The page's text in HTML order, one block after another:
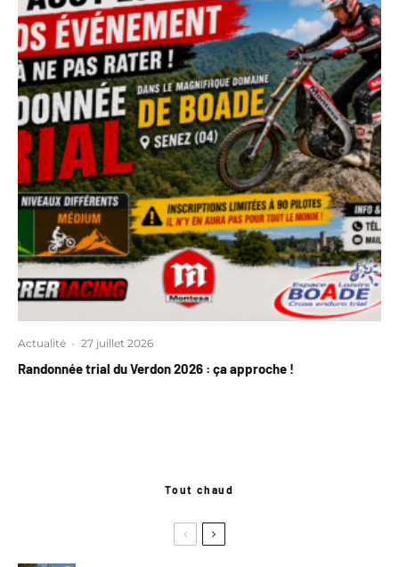
Actualité · 27 juillet 2026
Randonnée trial du Verdon 2026 : ça approche !
Tout chaud